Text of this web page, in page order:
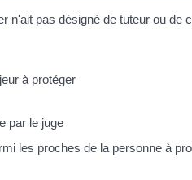
n'ait pas désigné de tuteur ou
à protéger
par le juge
les proches de la personne à